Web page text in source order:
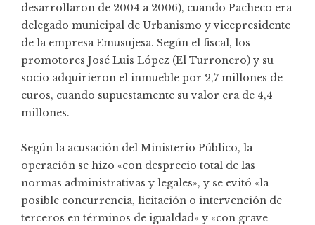
desarrollaron de 2004 a 2006), cuando Pacheco era
delegado municipal de Urbanismo y vicepresidente
de la empresa Emusujesa. Según el fiscal, los
promotores José Luis López (El Turronero) y su
socio adquirieron el inmueble por 2,7 millones de
euros, cuando supuestamente su valor era de 4,4
millones.
Según la acusación del Ministerio Público, la
operación se hizo «con desprecio total de las
normas administrativas y legales», y se evitó «la
posible concurrencia, licitación o intervención de
terceros en términos de igualdad» y «con grave